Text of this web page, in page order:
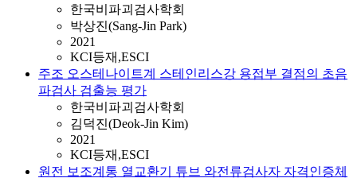
한국비파괴검사학회
박상진(Sang-Jin Park)
2021
KCI등재,ESCI
주조 오스테나이트계 스테인리스강 용접부 결점의 초음
파검사 검출능 평가
한국비파괴검사학회
김덕진(Deok-Jin Kim)
2021
KCI등재,ESCI
원전 보조계통 열교환기 튜브 와전류검사자 자격인증체